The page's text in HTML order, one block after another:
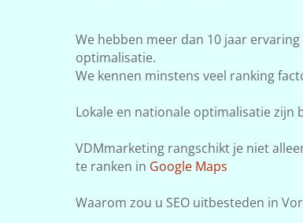
We hebben meer dan 10 jaar
optimalisatie.
We kennen minstens veel ranking
Lokale en nationale optimalisatie zijn
VDMmarketing rangschikt je niet
te ranken in Google Maps
Waarom zou u SEO uitbesteden in